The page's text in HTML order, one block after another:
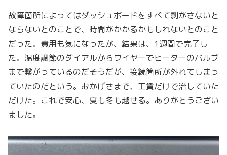
故障箇所によってはダッシュボードをすべて剥がさないと
ならないとのことで、時間がかかるかもしれないとのこと
だった。費用も気になったが、結果は、1週間で完了し
た。温度調節のダイアルからワイヤーでヒーターのバルブ
まで繋がっているのだそうだが、接続箇所が外れてしまっ
ていたのだという。おかげさまで、工賃だけで治していた
だけた。これで安心、夏も冬も越せる。ありがとうござい
ました。